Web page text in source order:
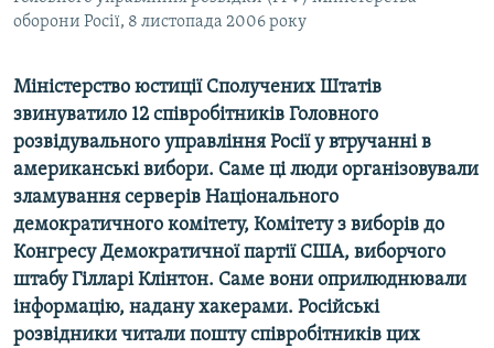
Усі сайти RFE/RL
оборони Росії, 8 листопада 2006 року
Міністерство юстиції Сполучених Штатів
звинуватило 12 співробітників Головного
розвідувального управління Росії у втручанні в
американські вибори. Саме ці люди організовували
зламування серверів Національного
демократичного комітету, Комітету з виборів до
Конгресу Демократичної партії США, виборчого
штабу Гілларі Клінтон. Саме вони оприлюднювали
інформацію, надану хакерами. Російські
розвідники читали пошту співробітників цих